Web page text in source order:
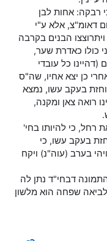
רבקה: אחות לבן
דאומ"צ, אלא ע"י
הבנים בקרבה
כולו כאדרת שער,
(דהיינו כל עובדי
כן יצא אחיו, שה"ס
בעקב עשו, נמצא
רואה צאן ומקנה,
כי להיותו בחי'
בעקב עשו, כי
בערב (עוה"נ) ויקח
דבחי"ד נתן לה
שפחה הוא מלשון